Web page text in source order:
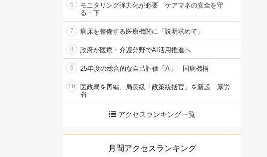
6
モニタリング弾力化が必要 ケアマネの安全を守
る・下
7 病床を整備する医療機関に「説明求めて」
8 政府が医療・介護分野でAI活用推進へ
9 25年度の総合的な自己評価「A」 国病機構
10
医政局を再編、局長級「政策統括官」を新設 厚労
省
アクセスランキング一覧
月間アクセスランキング